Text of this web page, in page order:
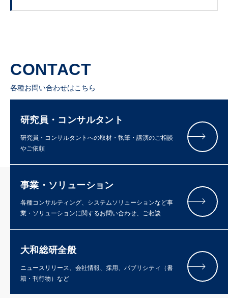
CONTACT
各種お問い合わせはこちら
研究員・コンサルタント
研究員・コンサルタントへの取材・執筆・講演のご相談
やご依頼
事業・ソリューション
各種コンサルティング、システムソリューションなど事
業・ソリューションに関するお問い合わせ、ご相談
大和総研全般
ニュースリリース、会社情報、採用、パブリシティ（書
籍・刊行物）など